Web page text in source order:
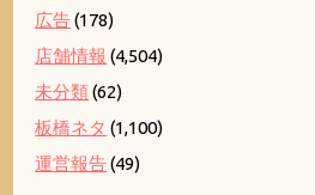
広告(178)
店舗情報 (4,504)
未分類(62)
板橋ネタ (1,100)
運営報告(49)